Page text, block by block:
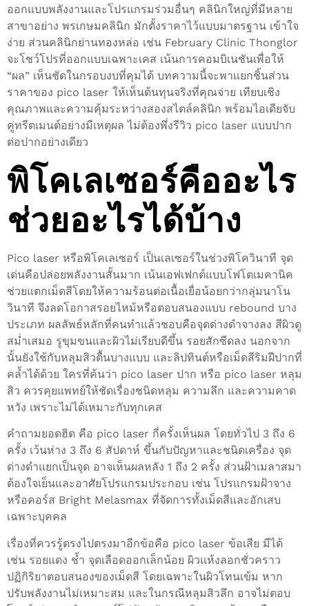
ออกแบบพลังงานและโปรแกรมร่วมอื่นๆ คลินิกใหญ่ที่มีหลาย
สาขาอย่าง พรเกษมคลินิก มักตั้งราคาไว้แบบมาตรฐาน เข้าใจ
ง่าย ส่วนคลินิกย่านทองหล่อ เช่น February Clinic Thonglor
จะโชว์โปรที่ออกแบบเฉพาะเคส เน้นการคอมบิเนชันเพื่อให้
“ผล” เห็นชัดในกรอบงบที่คุมได้ บทความนี้จะพาแยกชิ้นส่วน
ราคาของ pico laser ให้เห็นต้นทุนจริงที่คุณจ่าย เทียบเชิง
คุณภาพและความคุ้มระหว่างสองสไตล์คลินิก พร้อมไอเดียจับ
คู่ทรีตเมนต์อย่างมีเหตุผล ไม่ต้องพึ่งรีวิว pico laser แบบปาก
ต่อปากอย่างเดียว
พิโคเลเซอร์คืออะไร
ช่วยอะไรได้บ้าง
Pico laser หรือพิโคเลเซอร์ เป็นเลเซอร์ในช่วงพิโควินาที จุด
เด่นคือปล่อยพลังงานสั้นมาก เน้นเอฟเฟกต์แบบโฟโตเมคานิค
ช่วยแตกเม็ดสีโดยให้ความร้อนต่อเนื้อเยื่อน้อยกว่ากลุ่มนาโน
วินาที จึงลดโอกาสรอยไหม้หรือตอบสนองแบบ rebound บาง
ประเภท ผลลัพธ์หลักที่คนทำแล้วชอบคือจุดด่างดำจางลง สีผิวดู
สม่ำเสมอ รูขุมขนและผิวไม่เรียบดีขึ้น รอยสักซีดลง นอกจาก
นั้นยังใช้กับหลุมสิวตื้นบางแบบ และลิปทินต์หรือเม็ดสีริมฝีปากที่
คล้ำได้ด้วย ใครที่ค้นว่า pico laser ปาก หรือ pico laser หลุม
สิว ควรคุยแพทย์ให้ชัดเรื่องชนิดหลุม ความลึก และความคาด
หวัง เพราะไม่ได้เหมาะกับทุกเคส
คำถามยอดฮิต คือ pico laser กี่ครั้งเห็นผล โดยทั่วไป 3 ถึง 6
ครั้ง เว้นห่าง 3 ถึง 6 สัปดาห์ ขึ้นกับปัญหาและชนิดเครื่อง จุด
ด่างดำแยกเป็นจุด อาจเห็นผลหลัง 1 ถึง 2 ครั้ง ส่วนฝ้าเมลาสมา
ต้องใจเย็นและอาศัยโปรแกรมประกอบ เช่น โปรแกรมฝ้าจาง
หรือคอร์ส Bright Melasmax ที่จัดการทั้งเม็ดสีและอักเสบ
เฉพาะบุคคล
เรื่องที่ควรรู้ตรงไปตรงมาอีกข้อคือ pico laser ข้อเสีย มีได้
เช่น รอยแดง ช้ำ จุดเลือดออกเล็กน้อย ผิวแห้งลอกชั่วคราว
ปฏิกิริยาตอบสนองของเม็ดสี โดยเฉพาะในผิวโทนเข้ม หาก
ปรับพลังงานไม่เหมาะสม และในกรณีหลุมสิวลึก อาจไม่ตอบ